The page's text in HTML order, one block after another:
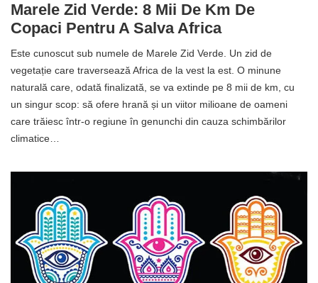
Marele Zid Verde: 8 Mii De Km De
Copaci Pentru A Salva Africa
Este cunoscut sub numele de Marele Zid Verde. Un zid de
vegetație care traversează Africa de la vest la est. O minune
naturală care, odată finalizată, se va extinde pe 8 mii de km, cu
un singur scop: să ofere hrană și un viitor milioane de oameni
care trăiesc într-o regiune în genunchi din cauza schimbărilor
climatice…